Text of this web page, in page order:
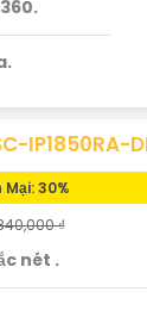
IP1850RA-
30%
₫
nét .